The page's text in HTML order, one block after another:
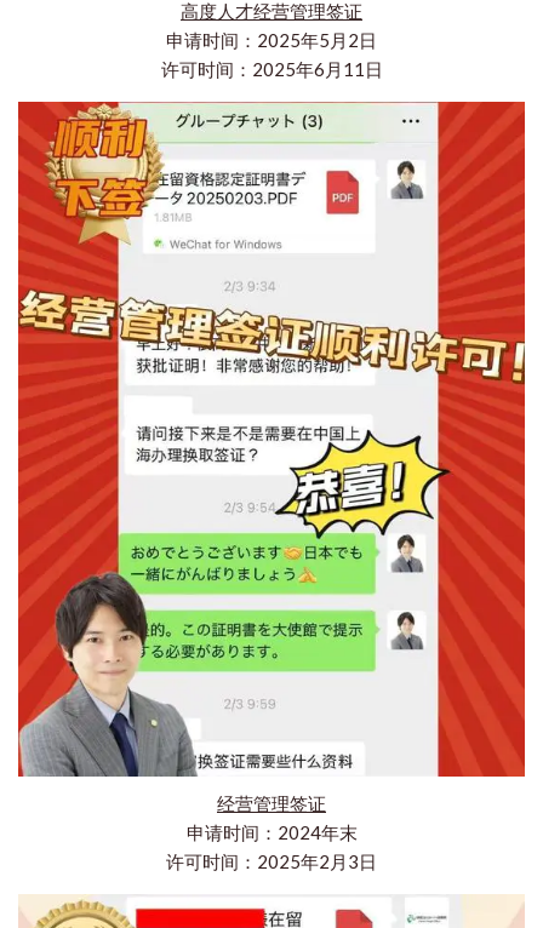
高度人才经营管理签证
申请时间：2025年5月2日
许可时间：2025年6月11日
经营管理签证
申请时间：2024年末
许可时间：2025年2月3日